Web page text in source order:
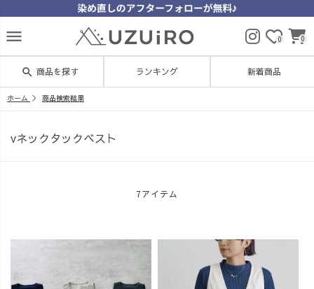
menu 0 0
search 商品を探す ランキング 新着商品
ホーム 商品検索結果
vネックタックベスト
7アイテム